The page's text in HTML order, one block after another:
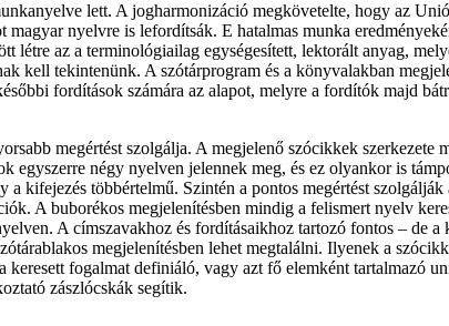
lett. A jogharmonizáció megkövetelte, hogy az
nyelvre is lefordítsák. E hatalmas munka
létre az a terminológiailag egységesített, lektorált anyag,
kell tekintenünk. A szótárprogram és a könyvalakban
fordítások számára az alapot, melyre a fordítók majd
megértést szolgálja. A megjelenő szócikkek szerkezete
egyszerre négy nyelven jelennek meg, és ez olyankor is
kifejezés többértelmű. Szintén a pontos megértést
A buborékos megjelenítésben mindig a felismert nyelv
A címszavakhoz és fordításaikhoz tartozó fontos – de a
megjelenítésben lehet megtalálni. Ilyenek a
fogalmat definiáló, vagy azt fő elemként tartalmazó
zászlócskák segítik.